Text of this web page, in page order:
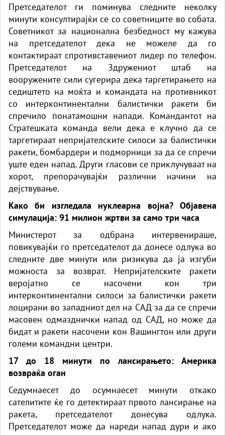
Претседателот ги поминува следните неколку
минути консултирајќи се со советниците во собата.
Советникот за национална безбедност му кажува
на претседателот дека не можеле да го
контактираат спротивставениот лидер по телефон.
Претседателот на Здружениот штаб на
вооружените сили сугерира дека таргетирањето на
седиштето на моќта и командата на противникот
со интерконтинентални балистички ракети би
спречило понатамошни напади. Командантот на
Стратешката команда вели дека е клучно да се
таргетираат непријателските силоси за балистички
ракети, бомбардери и подморници за да се спречи
уште еден напад. Други гласови се приклучуваат на
хорот, препорачувајќи различни начини на
дејствување.
Како би изгледала нуклеарна војна? Објавена
симулација: 91 милион жртви за само три часа
Министерот за одбрана интервенираше,
повикувајќи го претседателот да донесе одлука во
следните две минути или ризикува да ја изгуби
можноста за возврат. Непријателските ракети
веројатно се насочени кон три
интерконтинентални силоси за балистички ракети
лоцирани во западниот дел на САД за да се спречи
масовен одмазднички напад од САД, но може да
бидат и ракети насочени кон Вашингтон или други
големи командни центри.
17 до 18 минути по лансирањето: Америка
возвраќа оган
Седумнаесет до осумнаесет минути откако
сателитите ќе го детектираат првото лансирање на
ракета, претседателот донесува одлука.
Претседателот може да нареди напад дури и ако